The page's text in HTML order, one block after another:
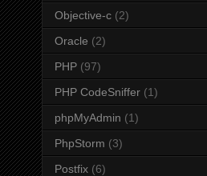
Objective-c (2)
Oracle (2)
PHP (97)
PHP CodeSniffer (1)
phpMyAdmin (1)
PhpStorm (3)
Postfix (6)